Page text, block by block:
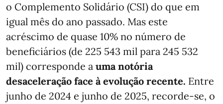
o Complemento Solidário (CSI) do que em
igual mês do ano passado. Mas este
acréscimo de quase 10% no número de
beneficiários (de 225 543 mil para 245 532
mil) corresponde a uma notória
desaceleração face à evolução recente. Entre
junho de 2024 e junho de 2025, recorde-se, o